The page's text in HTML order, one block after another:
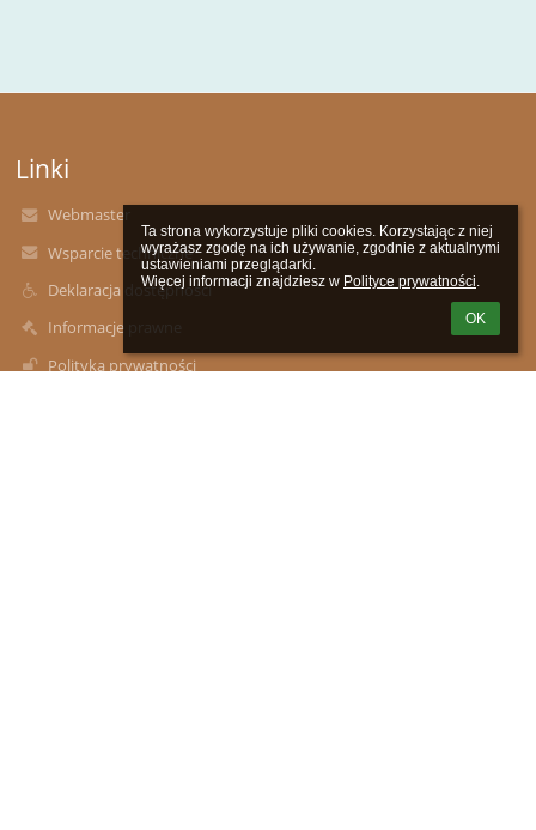
Ta strona wykorzystuje pliki cookies. Korzystając z niej
wyrażasz zgodę na ich używanie, zgodnie z aktualnymi
ustawieniami przeglądarki.
Więcej informacji znajdziesz w Polityce prywatności.
OK
Linki
Webmaster
Wsparcie techniczne
Deklaracja dostępności
Informacje prawne
Polityka prywatności